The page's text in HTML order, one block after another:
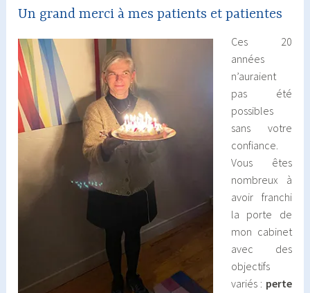
Un grand merci à mes patients et patientes
Ces 20
années
n’auraient
pas été
possibles
sans votre
confiance.
Vous êtes
nombreux à
avoir franchi
la porte de
mon cabinet
avec des
objectifs
variés : perte